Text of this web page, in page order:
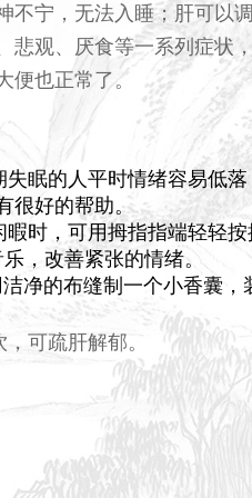
不宁，无法入睡；肝可以
悲观、厌食等一系列症状
便也正常了。
眠的人平时情绪容易低落
很好的帮助。
时，可用拇指指端轻轻按
，改善紧张的情绪。
净的布缝制一个小香囊，
可疏肝解郁。